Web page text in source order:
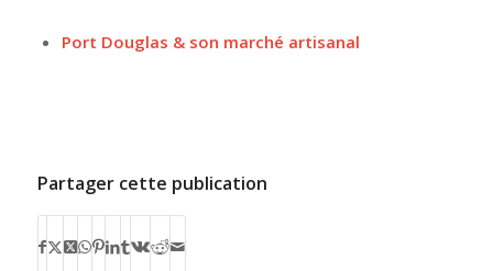
Port Douglas & son marché artisanal
Partager cette publication